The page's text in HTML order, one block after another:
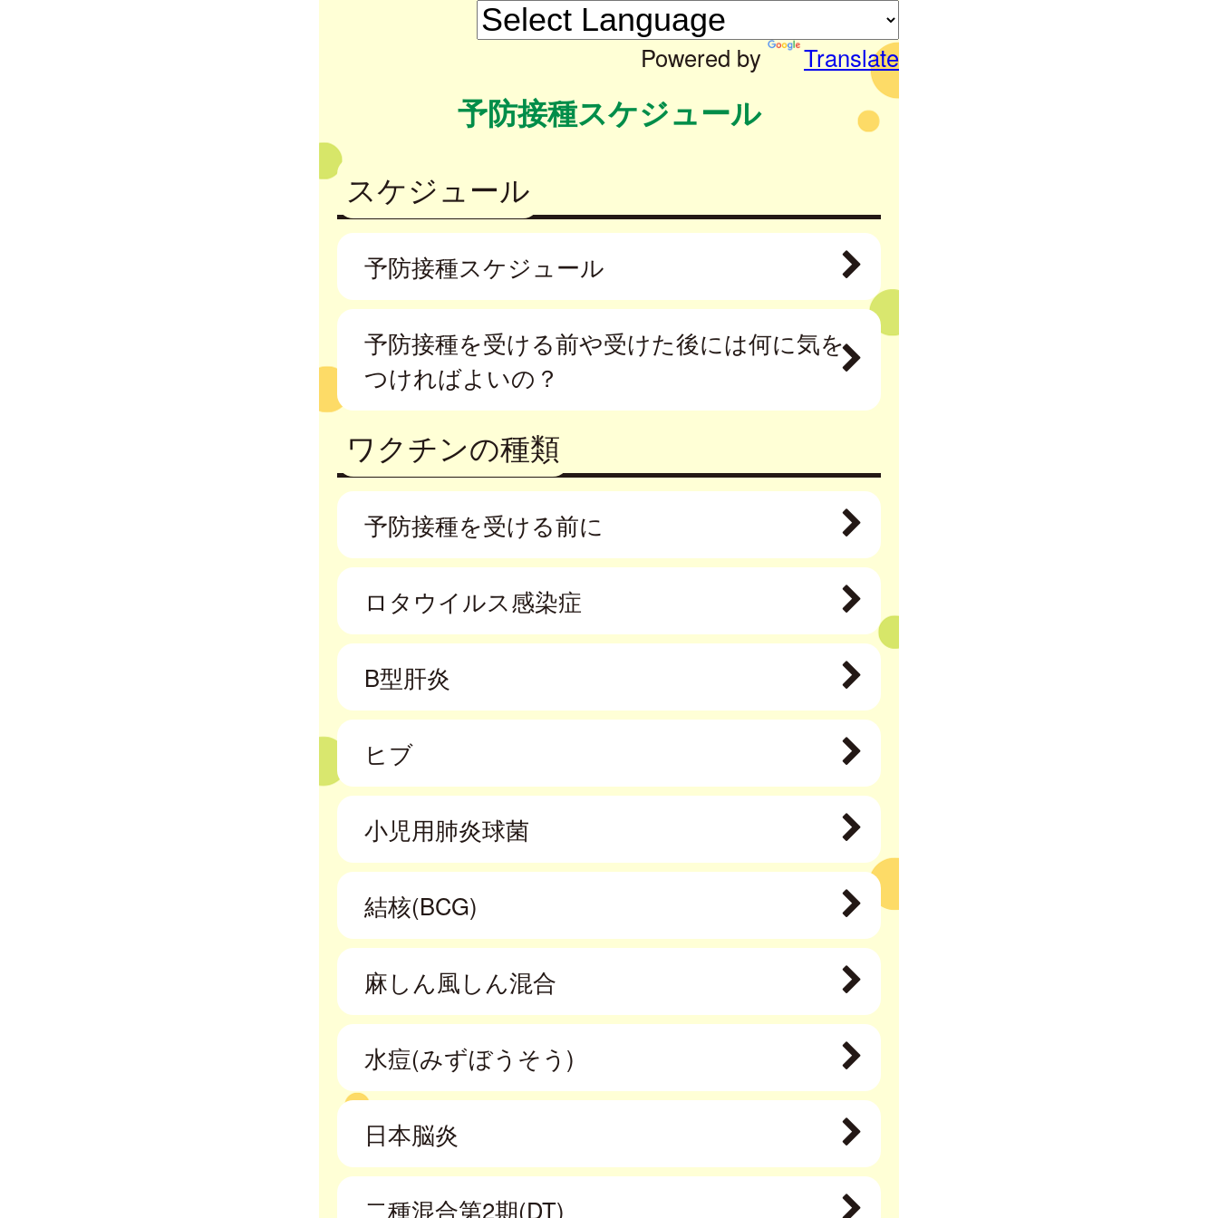
Powered by Translate
予防接種スケジュール
スケジュール
予防接種スケジュール
予防接種を受ける前や受けた後には何に気を
つければよいの？
ワクチンの種類
予防接種を受ける前に
ロタウイルス感染症
B型肝炎
ヒブ
小児用肺炎球菌
結核(BCG)
麻しん風しん混合
水痘(みずぼうそう)
日本脳炎
二種混合第2期(DT)